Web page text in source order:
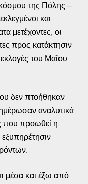
της Πόλης –
και
μετέχοντες, οι
προς κατάκτησιν
του Μαΐου
δεν πτοήθηκαν
αναλυτικά
που προωθεί η
μέσα και έξω από